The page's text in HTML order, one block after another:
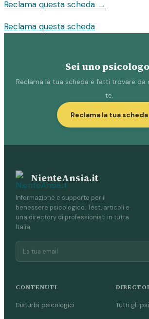
Reclama questa scheda →
Reclama questa scheda
Sei uno
Reclama la tua scheda e fatti trovare da
te.
Reclama la tua scheda
NienteAnsia.it
Informazione e supporto per il
benessere psicologico. Test, articoli e
una directory di professionisti in tutta
Italia.
CONTENUTI
Disturbi psicologici Tutti gli